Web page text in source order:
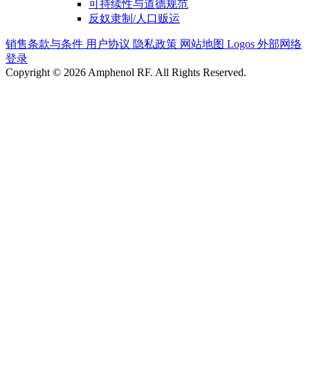
可持续性与道德规范
反奴隶制/人口贩运
销售条款与条件 用户协议 隐私政策 网站地图 Logos 外部网络
登录
Copyright © 2026 Amphenol RF. All Rights Reserved.